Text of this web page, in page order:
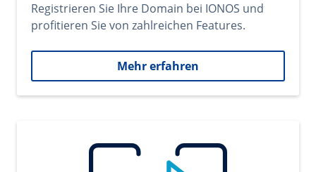
Registrieren Sie Ihre Domain bei IONOS und
profitieren Sie von zahlreichen Features.
Mehr erfahren